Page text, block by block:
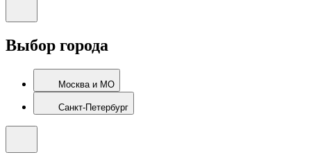
Выбор города
Москва и МО
Санкт-Петербург